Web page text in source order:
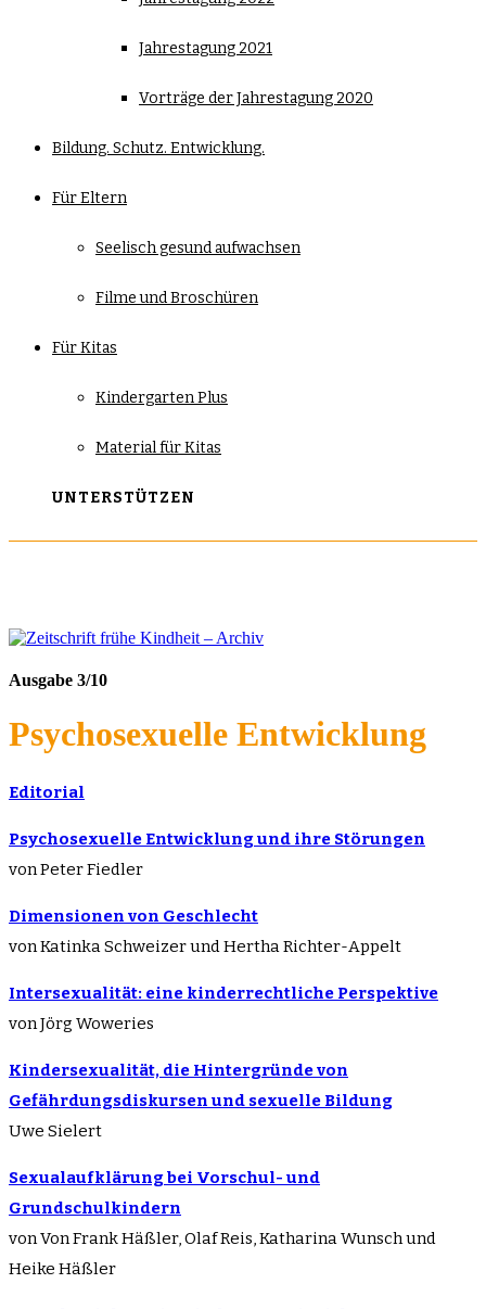
Jahrestagung 2021
Vorträge der Jahrestagung 2020
Bildung. Schutz. Entwicklung.
Für Eltern
Seelisch gesund aufwachsen
Filme und Broschüren
Für Kitas
Kindergarten Plus
Material für Kitas
UNTERSTÜTZEN
Ausgabe 3/10
Psychosexuelle Entwicklung
Editorial
Psychosexuelle Entwicklung und ihre Störungen
von Peter Fiedler
Dimensionen von Geschlecht
von Katinka Schweizer und Hertha Richter-Appelt
Intersexualität: eine kinderrechtliche Perspektive
von Jörg Woweries
Kindersexualität, die Hintergründe von
Gefährdungsdiskursen und sexuelle Bildung
Uwe Sielert
Sexualaufklärung bei Vorschul- und
Grundschulkindern
von Von Frank Häßler, Olaf Reis, Katharina Wunsch und
Heike Häßler